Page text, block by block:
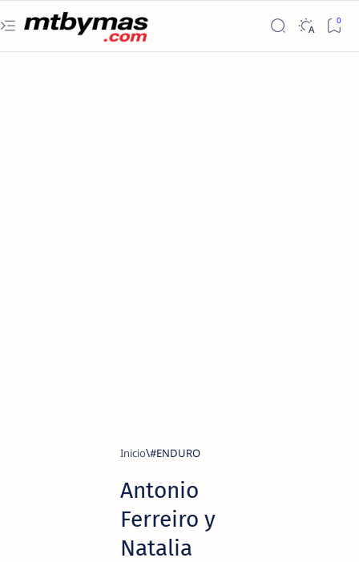
Inicio #ENDURO
Antonio
Ferreiro y
Natalia